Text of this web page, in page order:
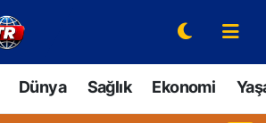
Dünya Sağlık Ekonomi